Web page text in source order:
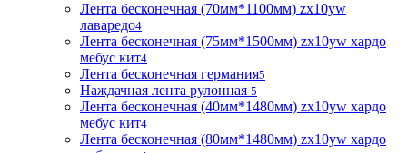
Лента бесконечная (70мм*1100мм) zx10yw
лаваредо4
Лента бесконечная (75мм*1500мм) zx10yw хардо
мебус кит4
Лента бесконечная германия5
Наждачная лента рулонная 5
Лента бесконечная (40мм*1480мм) zx10yw хардо
мебус кит4
Лента бесконечная (80мм*1480мм) zx10yw хардо